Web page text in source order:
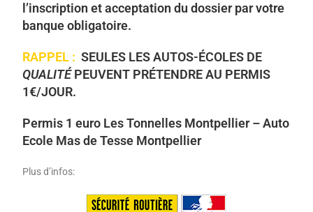
l’inscription et acceptation du dossier par votre
banque obligatoire.
RAPPEL : SEULES LES AUTOS-ÉCOLES DE
QUALITÉPEUVENT PRÉTENDRE AU PERMIS
1€/JOUR.
Permis 1 euro Les Tonnelles Montpellier – Auto
Ecole Mas de Tesse Montpellier
Plus d’infos: